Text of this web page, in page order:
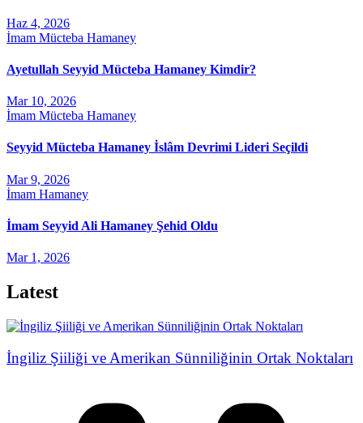
Haz 4, 2026
İmam Mücteba Hamaney
Ayetullah Seyyid Mücteba Hamaney Kimdir?
Mar 10, 2026
İmam Mücteba Hamaney
Seyyid Mücteba Hamaney İslâm Devrimi Lideri Seçildi
Mar 9, 2026
İmam Hamaney
İmam Seyyid Ali Hamaney Şehid Oldu
Mar 1, 2026
Latest
İngiliz Şiiliği ve Amerikan Sünniliğinin Ortak Noktaları